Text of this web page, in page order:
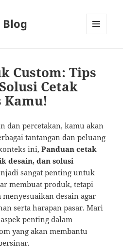
Custom: Tips
Cetak
Kamu!
dan percetakan, kamu akan
tantangan dan peluang
ini,Panduan cetak
desain, dan solusi
sangat penting untuk
membuat produk, tetapi
desain agar
serta harapan pasar. Mari
penting dalam
yang akan membantu